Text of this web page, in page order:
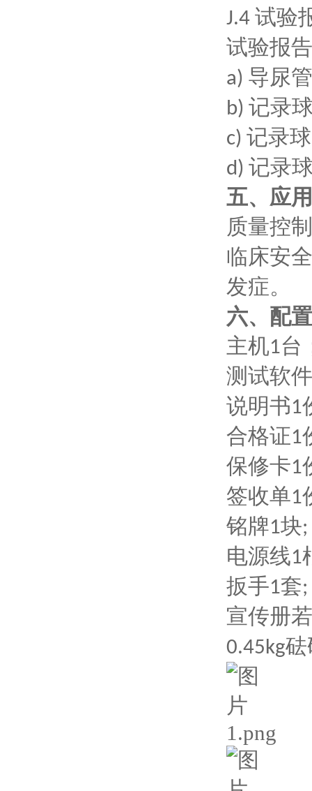
J.4 试验
试验报
a) 导尿
b) 记录
c) 记录
d) 记录
五、应
质量控制
临床安全
发症。
六、 配
主机1台
测试软件
说明书1
合格证1
保修卡1
签收单1
铭牌1块;
电源线1
扳手1套;
宣传册
0.45kg砝